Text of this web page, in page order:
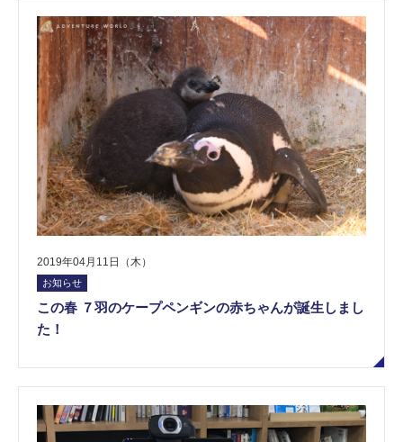
2019年04月11日（木）
お知らせ
この春 ７羽のケープペンギンの赤ちゃんが誕生しまし
た！